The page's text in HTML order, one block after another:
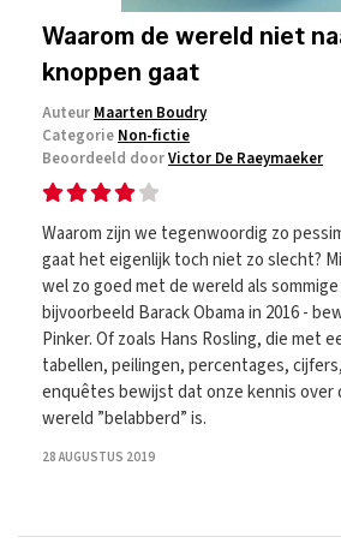
Waarom de wereld niet
knoppen gaat
Auteur Maarten Boudry
Categorie Non-fictie
Beoordeeld doorVictor De Raeymaeker
Waarom zijn we tegenwoordig zo
gaat het eigenlijk toch niet zo slecht?
wel zo goed met de wereld als
bijvoorbeeld Barack Obama in 2016 -
Pinker. Of zoals Hans Rosling, die met
tabellen, peilingen, percentages,
enquêtes bewijst dat onze kennis over
wereld ”belabberd” is.
28 AUGUSTUS 2019